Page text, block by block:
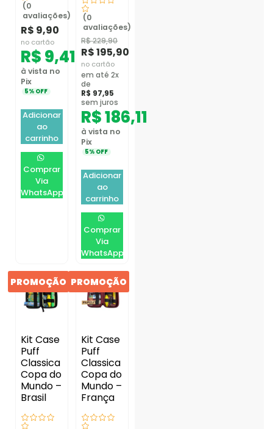
(0
avaliações)
R$ 9,90
no cartão
R$9,41
à vista no
Pix
5% OFF
Adicionar
ao
carrinho
Comprar
Via
WhatsApp
(0
avaliações)
R$229,90
R$195,90
no cartão
em até 2x
de
R$ 97,95
sem juros
R$186,11
à vista no
Pix
5% OFF
Adicionar
ao
carrinho
Comprar
Via
WhatsApp
PROMOÇÃO
Kit Case
Puff
Classica
Copa do
Mundo –
Brasil
PROMOÇÃO
Kit Case
Puff
Classica
Copa do
Mundo –
França